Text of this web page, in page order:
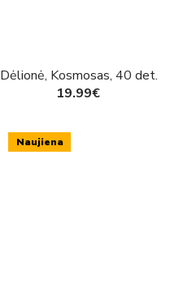
Dėlionė, Kosmosas, 40 det.
19.99€
Naujiena